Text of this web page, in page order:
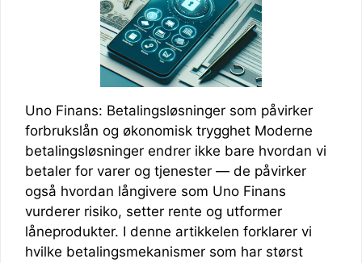
Uno Finans: Betalingsløsninger som påvirker
forbrukslån og økonomisk trygghet Moderne
betalingsløsninger endrer ikke bare hvordan vi
betaler for varer og tjenester — de påvirker
også hvordan långivere som Uno Finans
vurderer risiko, setter rente og utformer
låneprodukter. I denne artikkelen forklarer vi
hvilke betalingsmekanismer som har størst